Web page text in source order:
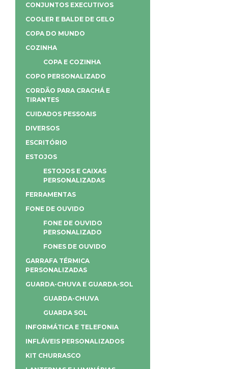
CONJUNTOS EXECUTIVOS
COOLER E BALDE DE GELO
COPA DO MUNDO
COZINHA
COPA E COZINHA
COPO PERSONALIZADO
CORDÃO PARA CRACHÁ E
TIRANTES
CUIDADOS PESSOAIS
DIVERSOS
ESCRITÓRIO
ESTOJOS
ESTOJOS E CAIXAS
PERSONALIZADAS
FERRAMENTAS
FONE DE OUVIDO
FONE DE OUVIDO
PERSONALIZADO
FONES DE OUVIDO
GARRAFA TÉRMICA
PERSONALIZADAS
GUARDA-CHUVA E GUARDA-SOL
GUARDA-CHUVA
GUARDA SOL
INFORMÁTICA E TELEFONIA
INFLÁVEIS PERSONALIZADOS
KIT CHURRASCO